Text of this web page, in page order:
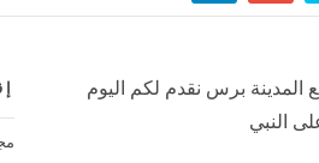
المدينة برس نقدم لكم اليوم
النبي